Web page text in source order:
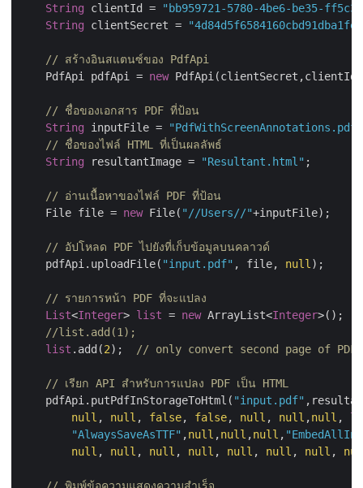
String clientId =
"bb959721-5780-4be6-be35-
String clientSecret =
// สร้างอินสแตนซ์ของ PdfApi
    PdfApi pdfApi =
new
// ชื่อของเอกสาร PDF ที่ป้อน
String inputFile =
"PdfWithScreenAnnotations.pdf"
// ชื่อของไฟล์ HTML ที่เป็นผลลัพธ์
String resultantImage = "Resultant.html" ;
// อ่านเนื้อหาของไฟล์ PDF ที่ป้อน
    File file =
new File( "//Users//"+inputFile);
// อัปโหลด PDF ไปยังที่เก็บข้อมูลบนคลาวด์
    pdfApi.uploadFile(
"input.pdf" , file, null );
// รายการหน้า PDF ที่จะแปลง
List<Integer> list = new ArrayList<Integer>();
//list.add(1);
list .add(2); // only convert second page of PDF
// เรียก API สำหรับการแปลง PDF เป็น HTML
    pdfApi.putPdfInStorageToHtml(
"input.pdf"
null , null , false, false, null , null ,null ,
"AlwaysSaveAsTTF" ,null ,null ,null ,
null , null , null , null , null , null , null ,